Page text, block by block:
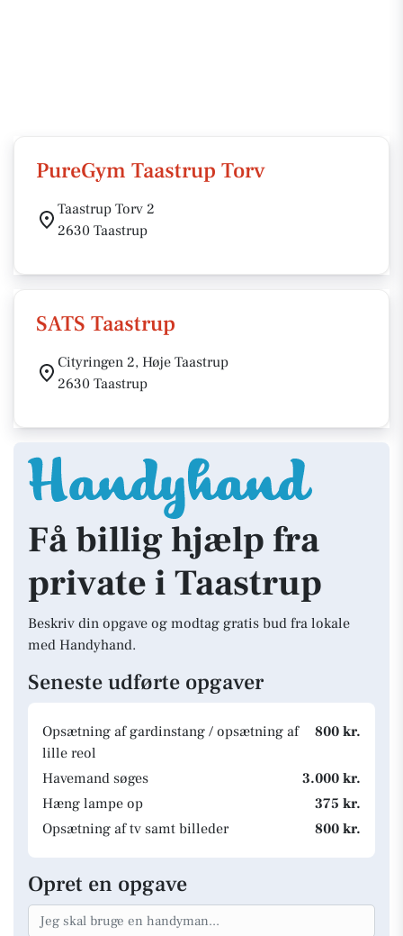
PureGym Taastrup Torv
Taastrup Torv 2
2630 Taastrup
SATS Taastrup
Cityringen 2, Høje Taastrup
2630 Taastrup
Få billig hjælp fra
private i Taastrup
Beskriv din opgave og modtag gratis bud fra lokale
med Handyhand.
Seneste udførte opgaver
Opsætning af gardinstang / opsætning af
lille reol
800 kr.
Havemand søges
3.000 kr.
Hæng lampe op
375 kr.
Opsætning af tv samt billeder
800 kr.
Opret en opgave